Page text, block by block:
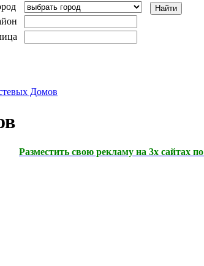
Домов
Разместить свою рекламу на 3х сайтах